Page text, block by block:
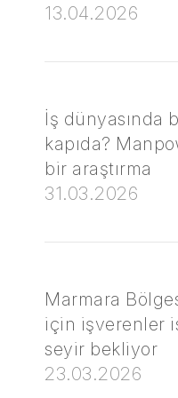
13.04.2026
İş dünyasında
kapıda?
bir araştırma
31.03.2026
Marmara
için işverenler
seyir bekliyor
23.03.2026